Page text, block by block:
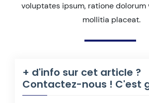
voluptates ipsum, ratione dolorum
mollitia placeat.
+ d'info sur cet article ?
Contactez-nous ! C'est